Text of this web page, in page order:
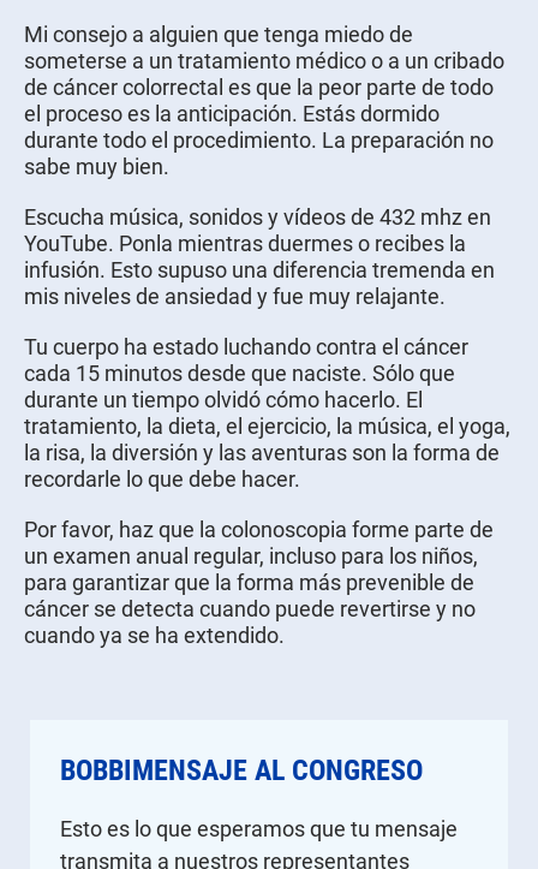
Mi consejo a alguien que tenga miedo de
someterse a un tratamiento médico o a un cribado
de cáncer colorrectal es que la peor parte de todo
el proceso es la anticipación. Estás dormido
durante todo el procedimiento. La preparación no
sabe muy bien.
Escucha música, sonidos y vídeos de 432 mhz en
YouTube. Ponla mientras duermes o recibes la
infusión. Esto supuso una diferencia tremenda en
mis niveles de ansiedad y fue muy relajante.
Tu cuerpo ha estado luchando contra el cáncer
cada 15 minutos desde que naciste. Sólo que
durante un tiempo olvidó cómo hacerlo. El
tratamiento, la dieta, el ejercicio, la música, el yoga,
la risa, la diversión y las aventuras son la forma de
recordarle lo que debe hacer.
Por favor, haz que la colonoscopia forme parte de
un examen anual regular, incluso para los niños,
para garantizar que la forma más prevenible de
cáncer se detecta cuando puede revertirse y no
cuando ya se ha extendido.
BOBBIMENSAJE AL CONGRESO
Esto es lo que esperamos que tu mensaje
transmita a nuestros representantes